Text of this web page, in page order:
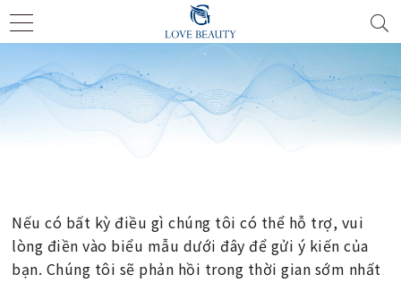
Nếu có bất kỳ điều gì chúng tôi có thể hỗ trợ, vui
lòng điền vào biểu mẫu dưới đây để gửi ý kiến của
bạn. Chúng tôi sẽ phản hồi trong thời gian sớm nhất